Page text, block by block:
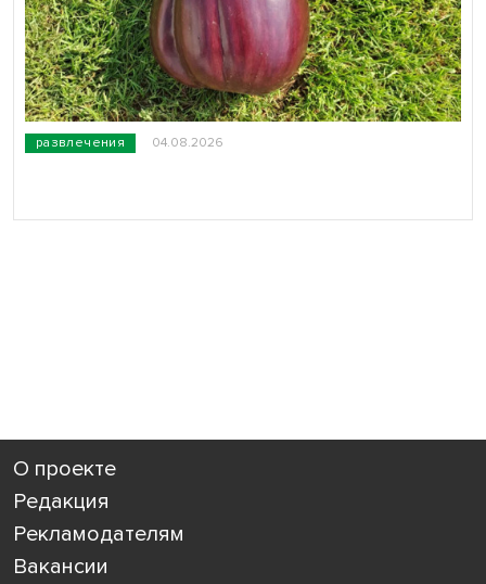
развлечения 04.08.2026
О проекте
Редакция
Рекламодателям
Вакансии